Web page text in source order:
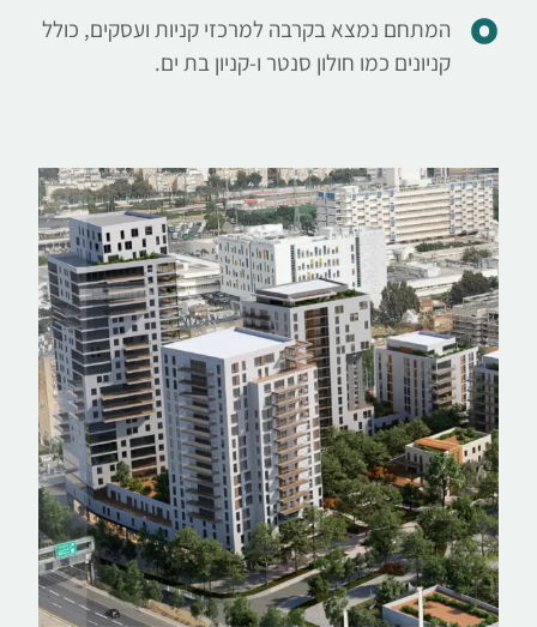
המתחם נמצא בקרבה למרכזי קניות ועסקים, כולל
קניונים כמו חולון סנטר ו-קניון בת ים.